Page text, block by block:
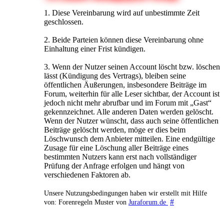
1. Diese Vereinbarung wird auf unbestimmte Zeit
geschlossen.
2. Beide Parteien können diese Vereinbarung ohne
Einhaltung einer Frist kündigen.
3. Wenn der Nutzer seinen Account löscht bzw. löschen
lässt (Kündigung des Vertrags), bleiben seine
öffentlichen Äußerungen, insbesondere Beiträge im
Forum, weiterhin für alle Leser sichtbar, der Account ist
jedoch nicht mehr abrufbar und im Forum mit „Gast“
gekennzeichnet. Alle anderen Daten werden gelöscht.
Wenn der Nutzer wünscht, dass auch seine öffentlichen
Beiträge gelöscht werden, möge er dies beim
Löschwunsch dem Anbieter mitteilen. Eine endgültige
Zusage für eine Löschung aller Beiträge eines
bestimmten Nutzers kann erst nach vollständiger
Prüfung der Anfrage erfolgen und hängt von
verschiedenen Faktoren ab.
Unsere Nutzungsbedingungen haben wir erstellt mit Hilfe
von: Forenregeln Muster von Juraforum.de #